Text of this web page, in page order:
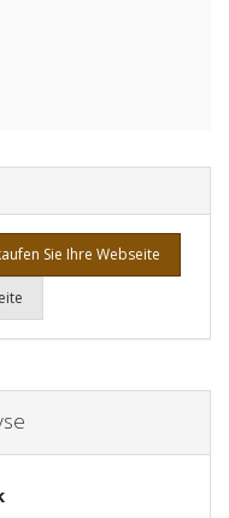
Sie Ihre Webseite